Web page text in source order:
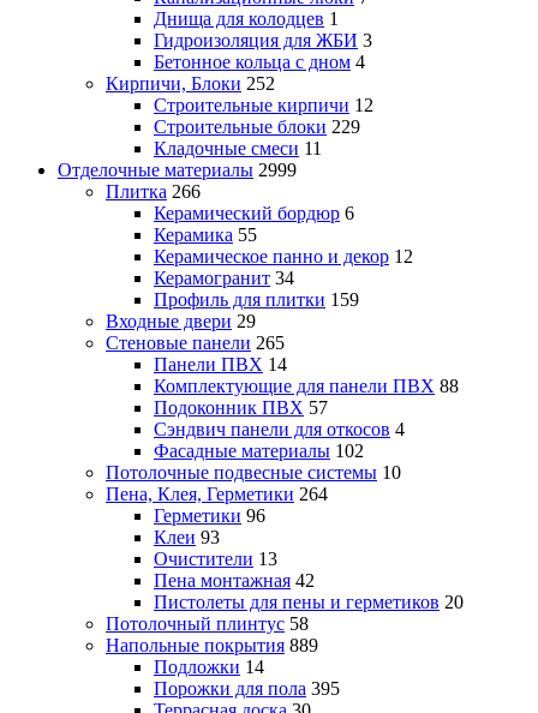
Днища для колодцев 1
Гидроизоляция для ЖБИ 3
Бетонное кольца с дном 4
Кирпичи, Блоки 252
Строительные кирпичи 12
Строительные блоки 229
Кладочные смеси 11
Отделочные материалы 2999
Плитка 266
Керамический бордюр 6
Керамика 55
Керамическое панно и декор 12
Керамогранит 34
Профиль для плитки 159
Входные двери 29
Стеновые панели 265
Панели ПВХ 14
Комплектующие для панели ПВХ 88
Подоконник ПВХ 57
Сэндвич панели для откосов 4
Фасадные материалы 102
Потолочные подвесные системы 10
Пена, Клея, Герметики 264
Герметики 96
Клеи 93
Очистители 13
Пена монтажная 42
Пистолеты для пены и герметиков 20
Потолочный плинтус 58
Напольные покрытия 889
Подложки 14
Порожки для пола 395